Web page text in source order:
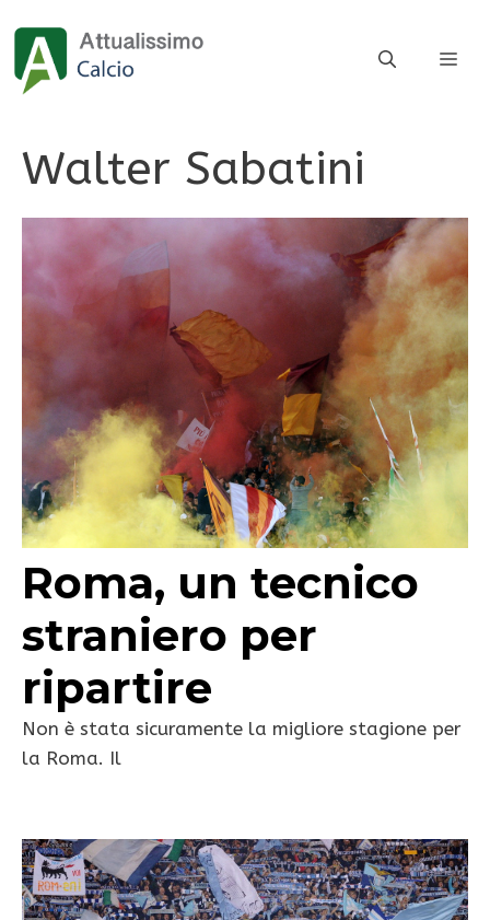
contenuto
Walter Sabatini
Roma, un tecnico
straniero per
ripartire
Non è stata sicuramente la migliore stagione per
la Roma. Il